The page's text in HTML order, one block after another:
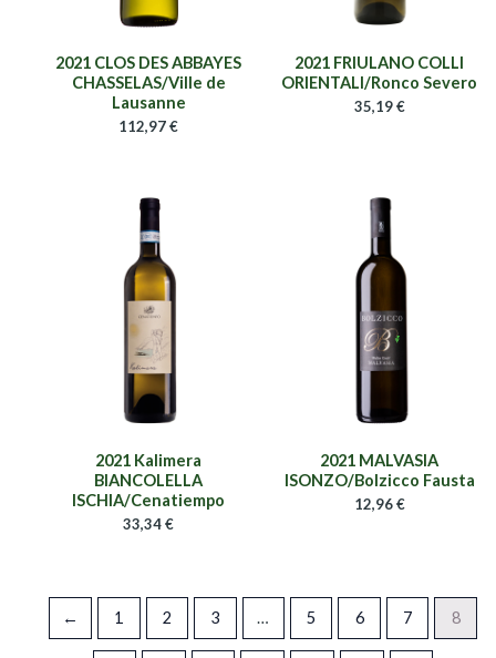
2021 CLOS DES ABBAYES
CHASSELAS/Ville de
Lausanne
112,97€
2021 FRIULANO COLLI
ORIENTALI/Ronco Severo
35,19€
2021 Kalimera
BIANCOLELLA
ISCHIA/Cenatiempo
33,34€
2021 MALVASIA
ISONZO/Bolzicco Fausta
12,96€
← 1 2 3 … 5 6 7 8